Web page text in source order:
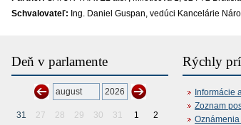
Schvalovateľ: Ing. Daniel Guspan, vedúci Kancelárie
Deň v parlamente
31 27 28 29 30 31 1
2
Rýchly
Informácie
Zoznam